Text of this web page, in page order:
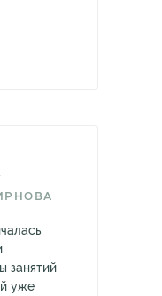
занятий
уже